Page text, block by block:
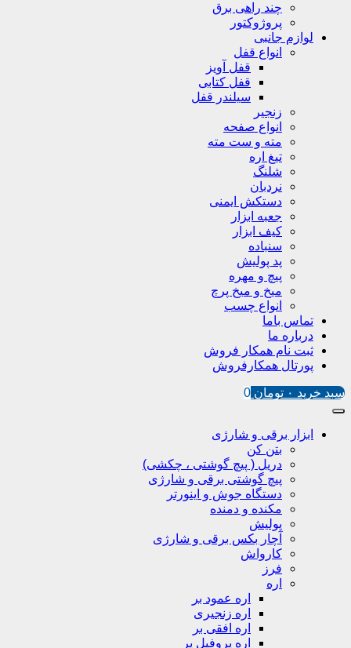
چند راهی برق
پروژوکتور
لوازم جانبی
انواع قفل
قفل آویز
قفل کتابی
سیلندر قفل
زنجیر
انواع صفحه
مته و ست مته
تیغ اره
شلنگ
نردبان
دستکش ایمنی
جعبه ابزار
کیف ابزار
سنباده
پد پولیش
پیچ و مهره
میخ و میخ پرچ
انواع چسب
تماس باما
درباره ما
ثبت نام همکار فروش
پورتال همکارفروش
سبد خرید ۰ تومان 0
ابزار برقی و شارژی
بتن کن
دریل ( پیچ گوشتی ، چکشی)
پیچ گوشتی برقی و شارژی
دستگاه جوش و اینورتر
مکنده و دمنده
پولیش
آچار بکس برقی و شارژی
کارواش
فرز
اره
اره عمود بر
اره زنجیری
اره افقی بر
اره پروفیل پر